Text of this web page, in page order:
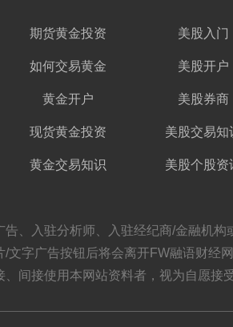
期货黄金投资
如何交易黄金
黄金开户
现货黄金投资
黄金交易知识
美股入门
美股开户
美股券商
美股交易知
美股个股资
告、入驻分析师、入驻经纪商/金融机
/文字广告按钮后将会离开FW融语财经
、间接使用本网站资料者，视为自愿接